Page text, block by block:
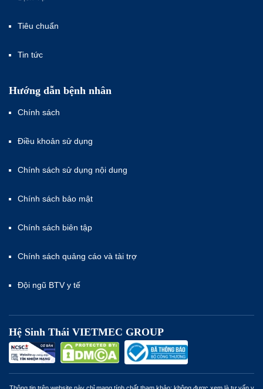
Tiêu chuẩn
Tin tức
Hướng dẫn bệnh nhân
Chính sách
Điều khoản sử dụng
Chính sách sử dụng nội dung
Chính sách bảo mật
Chính sách biên tập
Chính sách quảng cáo và tài trợ
Đội ngũ BTV y tế
Hệ Sinh Thái VIETMEC GROUP